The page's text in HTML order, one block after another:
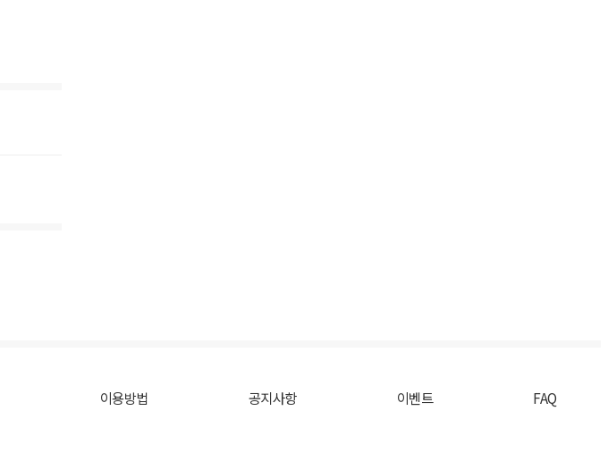
이용방법 공지사항 이벤트 FAQ